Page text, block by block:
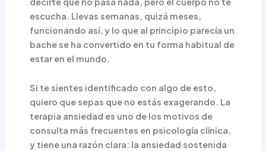
escucha. Llevas semanas, quizá meses,
funcionando así, y lo que al principio parecía un
bache se ha convertido en tu forma habitual de
estar en el mundo.
Si te sientes identificado con algo de esto,
quiero que sepas que no estás exagerando. La
terapia ansiedad es uno de los motivos de
consulta más frecuentes en psicología clínica,
y tiene una razón clara: la ansiedad sostenida